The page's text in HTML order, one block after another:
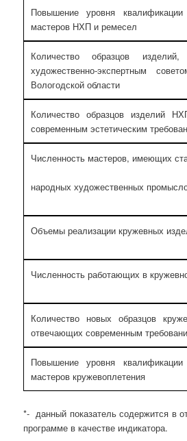
Повышение уровня
мастеров НХП и ремесел
Количество образцов изделий,
художественно-экспертным
Вологодской области
Количество образцов изделий
современным эстетическим
Численность мастеров, имеющих
народных художественных
Объемы реализации кружевных
Численность работающих в
Количество новых образцов
отвечающих современным
Повышение уровня
мастеров кружевоплетения
*- данный показатель содержится в
программе в качестве индикатора.